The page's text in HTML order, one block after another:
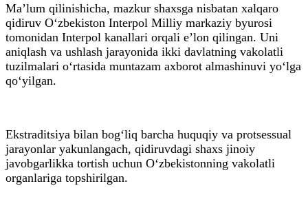
Ma’lum qilinishicha, mazkur shaxsga nisbatan xalqaro
qidiruv O‘zbekiston Interpol Milliy markaziy byurosi
tomonidan Interpol kanallari orqali e’lon qilingan. Uni
aniqlash va ushlash jarayonida ikki davlatning vakolatli
tuzilmalari o‘rtasida muntazam axborot almashinuvi yo‘lga
qo‘yilgan.
Ekstraditsiya bilan bog‘liq barcha huquqiy va protsessual
jarayonlar yakunlangach, qidiruvdagi shaxs jinoiy
javobgarlikka tortish uchun O‘zbekistonning vakolatli
organlariga topshirilgan.